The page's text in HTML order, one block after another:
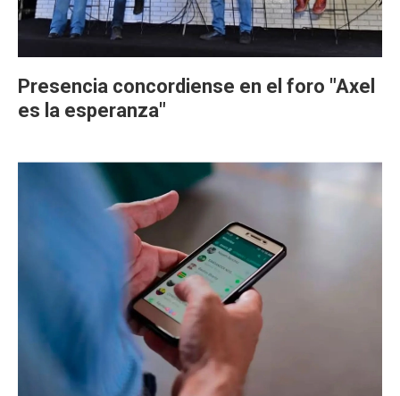
Presencia concordiense en el foro "Axel
es la esperanza"